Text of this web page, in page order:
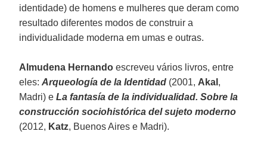
identidade) de homens e mulheres que deram como
resultado diferentes modos de construir a
individualidade moderna em umas e outras.
Almudena Hernando escreveu vários livros, entre
eles:Arqueología de la Identidad (2001, Akal ,
Madri) eLa fantasía de la individualidad. Sobre la
construcción sociohistórica del sujeto moderno
(2012, Katz, Buenos Aires e Madri).